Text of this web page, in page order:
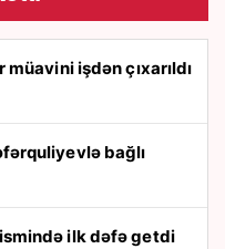
ilk dəfə getdi